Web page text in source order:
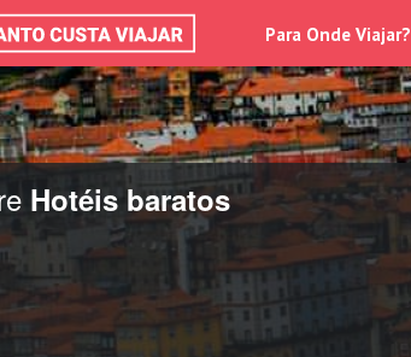
Para Onde Viajar?
Hotéis baratos